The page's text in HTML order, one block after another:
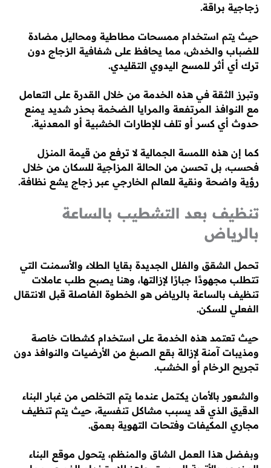
زجاجية براقة.
حيث يتم استخدام ممسحات مطاطية ومحاليل مضادة
للضباب والخدش، مما يحافظ على شفافية الزجاج دون
ترك أي أثر للمسح اليدوي التقليدي.
وتبرز الثقة في هذه الخدمة من خلال القدرة على التعامل
مع النوافذ المرتفعة والمرايا الضخمة بحذر شديد يمنع
حدوث أي كسر أو تلف للإطارات الخشبية أو المعدنية.
كما إن هذه اللمسة الجمالية لا ترفع من قيمة المنزل
فحسب، بل تحسن من الحالة المزاجية للسكان من خلال
رؤية واضحة ونقية للعالم الخارجي عبر زجاج يشع نظافة.
تنظيف بعد التشطيب بالساعة
بالرياض
تحمل الشقق والفلل الجديدة بقايا الطلاء والأسمنت التي
تتطلب مجهودًا جبارًا لإزالتها، وهنا يصبح طلب عاملات
تنظيف بالساعة بالرياض هو الخطوة الفاصلة قبل الانتقال
الفعلي للسكن.
حيث تعتمد هذه الخدمة على استخدام كشطات خاصة
ومذيبات آمنة لإزالة بقع الصبغ من الأرضيات والنوافذ دون
تجريح الرخام أو الخشب.
والشعور بالأمان يكتمل عندما يتم التخلص من غبار البناء
الدقيق الذي قد يسبب مشاكل تنفسية، حيث يتم تنظيف
مجاري المكيفات وفتحات التهوية بعمق.
وبفضل هذا العمل الشاق والمنظم، يتحول موقع البناء